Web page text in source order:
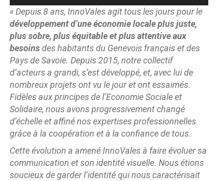
« Depuis 8 ans, InnoVales agit tous les jours pour le
développement d’une économie locale plus juste,
plus sobre, plus équitable et plus attentive aux
besoinsdes habitants du Genevois français et des
Pays de Savoie. Depuis 2015, notre collectif
d’acteurs a grandi, s’est développé, et, avec lui de
nombreux projets ont vu le jour et ont essaimés.
Fidèles aux principes de l’Economie Sociale et
Solidaire, nous avons progressivement changé
d’échelle et affiné nos expertises professionnelles
grâce à la coopération et à la confiance de tous.
Cette évolution a amené InnoVales à faire évoluer sa
communication et son identité visuelle. Nous étions
soucieux de garder l’identité qui nous caractérisait